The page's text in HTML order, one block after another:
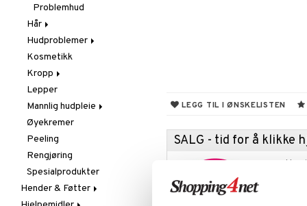
LEGG TIL I ØNSKELISTEN
SALG - tid for å klikke
Benytt
Smukker & Flasker
Solbeskyttelse
Stikk, Sår & Bitt
Vitaminer & Mineraler
Problemhud
Hår
Flass
Håravfall
Hårfjerning
Hodelus
Sjampo & Balsam
Balsam
Sjampo
Hudproblemer
Acne
Eksem
Problemhud
Tørr hud
Kosmetikk
Kropp
Bodylotion
Deo
Dusj
Peeling
Salve
Underlivhygiene
Lepper
Mannlig hudpleie
Barbering
Rengjøring
Øyekremer
Peeling
Rengjøring
Spesialprodukter
Hender & Føtter